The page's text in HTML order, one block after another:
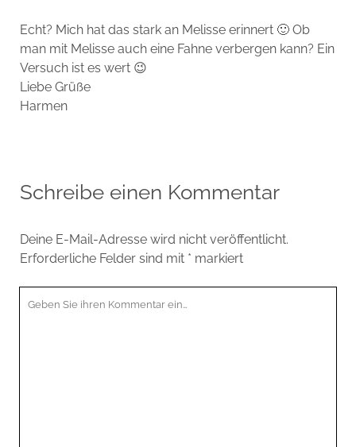
Echt? Mich hat das stark an Melisse erinnert 🙂 Ob
man mit Melisse auch eine Fahne verbergen kann? Ein
Versuch ist es wert 😉
Liebe Grüße
Harmen
Schreibe einen Kommentar
Deine E-Mail-Adresse wird nicht veröffentlicht.
Erforderliche Felder sind mit * markiert